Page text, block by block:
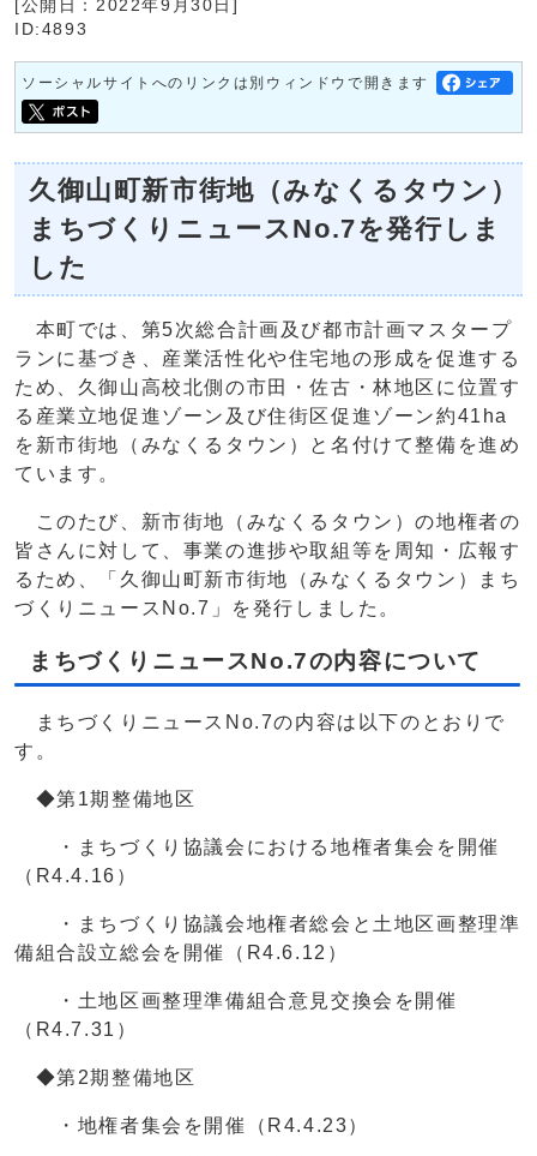
[公開日：2022年9月30日]
ID:4893
ソーシャルサイトへのリンクは別ウィンドウで開きます
久御山町新市街地（みなくるタウン）
まちづくりニュースNo.7を発行しま
した
本町では、第5次総合計画及び都市計画マスタープ
ランに基づき、産業活性化や住宅地の形成を促進する
ため、久御山高校北側の市田・佐古・林地区に位置す
る産業立地促進ゾーン及び住街区促進ゾーン約41ha
を新市街地（みなくるタウン）と名付けて整備を進め
ています。
このたび、新市街地（みなくるタウン）の地権者の
皆さんに対して、事業の進捗や取組等を周知・広報す
るため、「久御山町新市街地（みなくるタウン）まち
づくりニュースNo.7」を発行しました。
まちづくりニュースNo.7の内容について
まちづくりニュースNo.7の内容は以下のとおりで
す。
◆第1期整備地区
・まちづくり協議会における地権者集会を開催
（R4.4.16）
・まちづくり協議会地権者総会と土地区画整理準
備組合設立総会を開催（R4.6.12）
・土地区画整理準備組合意見交換会を開催
（R4.7.31）
◆第2期整備地区
・地権者集会を開催（R4.4.23）